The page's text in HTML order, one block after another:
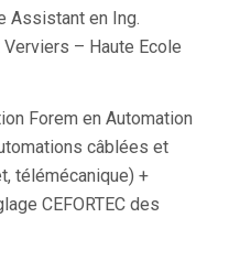
Assistant en Ing.
– Haute Ecole
Forem en Automation
câblées et
télémécanique) +
CEFORTEC des